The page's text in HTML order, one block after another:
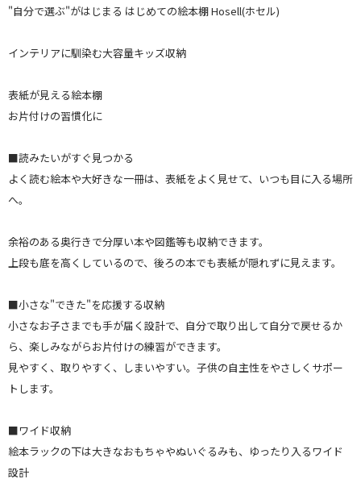
"自分で選ぶ"がはじまる はじめての絵本棚 Hosell(ホセル)
インテリアに馴染む大容量キッズ収納
表紙が見える絵本棚
お片付けの習慣化に
■読みたいがすぐ見つかる
よく読む絵本や大好きな一冊は、表紙をよく見せて、いつも目に入る場所
へ。
余裕のある奥行きで分厚い本や図鑑等も収納できます。
上段も底を高くしているので、後ろの本でも表紙が隠れずに見えます。
■小さな"できた"を応援する収納
小さなお子さまでも手が届く設計で、自分で取り出して自分で戻せるか
ら、楽しみながらお片付けの練習ができます。
見やすく、取りやすく、しまいやすい。子供の自主性をやさしくサポー
トします。
■ワイド収納
絵本ラックの下は大きなおもちゃやぬいぐるみも、ゆったり入るワイド
設計